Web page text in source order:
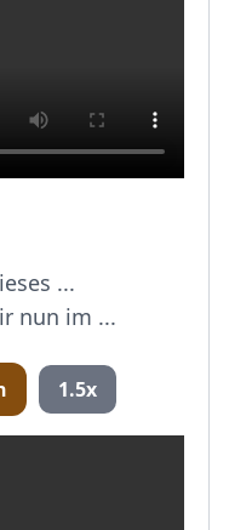
...
nun im ...
1.5x